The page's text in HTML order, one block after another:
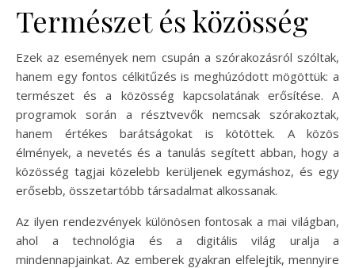
Természet és közösség
Ezek az események nem csupán a szórakozásról szóltak,
hanem egy fontos célkitűzés is meghúzódott mögöttük: a
természet és a közösség kapcsolatának erősítése. A
programok során a résztvevők nemcsak szórakoztak,
hanem értékes barátságokat is kötöttek. A közös
élmények, a nevetés és a tanulás segített abban, hogy a
közösség tagjai közelebb kerüljenek egymáshoz, és egy
erősebb, összetartóbb társadalmat alkossanak.
Az ilyen rendezvények különösen fontosak a mai világban,
ahol a technológia és a digitális világ uralja a
mindennapjainkat. Az emberek gyakran elfelejtik, mennyire